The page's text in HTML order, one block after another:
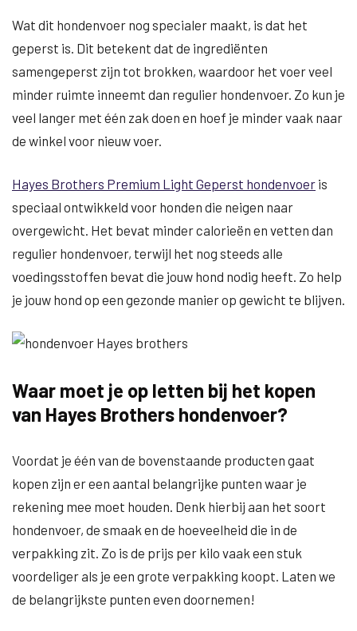
Wat dit hondenvoer nog specialer maakt, is dat het
geperst is. Dit betekent dat de ingrediënten
samengeperst zijn tot brokken, waardoor het voer veel
minder ruimte inneemt dan regulier hondenvoer. Zo kun je
veel langer met één zak doen en hoef je minder vaak naar
de winkel voor nieuw voer.
Hayes Brothers Premium Light Geperst hondenvoer is
speciaal ontwikkeld voor honden die neigen naar
overgewicht. Het bevat minder calorieën en vetten dan
regulier hondenvoer, terwijl het nog steeds alle
voedingsstoffen bevat die jouw hond nodig heeft. Zo help
je jouw hond op een gezonde manier op gewicht te blijven.
Waar moet je op letten bij het kopen
van Hayes Brothers hondenvoer?
Voordat je één van de bovenstaande producten gaat
kopen zijn er een aantal belangrijke punten waar je
rekening mee moet houden. Denk hierbij aan het soort
hondenvoer, de smaak en de hoeveelheid die in de
verpakking zit. Zo is de prijs per kilo vaak een stuk
voordeliger als je een grote verpakking koopt. Laten we
de belangrijkste punten even doornemen!